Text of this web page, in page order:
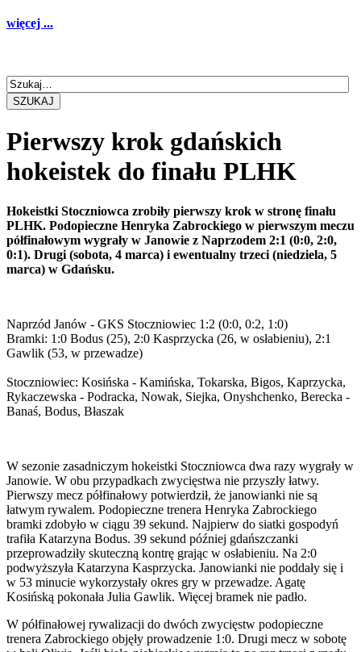
więcej ...
SZUKAJ
Pierwszy krok gdańskich
hokeistek do finału PLHK
Hokeistki Stoczniowca zrobiły pierwszy krok w stronę finału
PLHK. Podopieczne Henryka Zabrockiego w pierwszym meczu
półfinałowym wygrały w Janowie z Naprzodem 2:1 (0:0, 2:0,
0:1). Drugi (sobota, 4 marca) i ewentualny trzeci (niedziela, 5
marca) w Gdańsku.
Naprzód Janów - GKS Stoczniowiec 1:2 (0:0, 0:2, 1:0)
Bramki: 1:0 Bodus (25), 2:0 Kasprzycka (26, w osłabieniu), 2:1
Gawlik (53, w przewadze)
Stoczniowiec: Kosińska - Kamińska, Tokarska, Bigos, Kaprzycka,
Rykaczewska - Podracka, Nowak, Siejka, Onyshchenko, Berecka -
Banaś, Bodus, Błaszak
W sezonie zasadniczym hokeistki Stoczniowca dwa razy wygrały w
Janowie. W obu przypadkach zwycięstwa nie przyszły łatwy.
Pierwszy mecz półfinałowy potwierdził, że janowianki nie są
łatwym rywalem. Podopieczne trenera Henryka Zabrockiego
bramki zdobyło w ciągu 39 sekund. Najpierw do siatki gospodyń
trafiła Katarzyna Bodus. 39 sekund później gdańszczanki
przeprowadziły skuteczną kontrę grając w osłabieniu. Na 2:0
podwyższyła Katarzyna Kasprzycka. Janowianki nie poddały się i
w 53 minucie wykorzystały okres gry w przewadze. Agatę
Kosińską pokonała Julia Gawlik. Więcej bramek nie padło.
W półfinałowej rywalizacji do dwóch zwycięstw podopieczne
trenera Zabrockiego objęły prowadzenie 1:0. Drugi mecz w sobotę